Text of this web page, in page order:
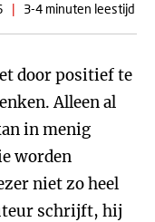
| 3-4 minuten leestijd
door positief te
Alleen al
in menig
worden
niet zo heel
schrijft, hij